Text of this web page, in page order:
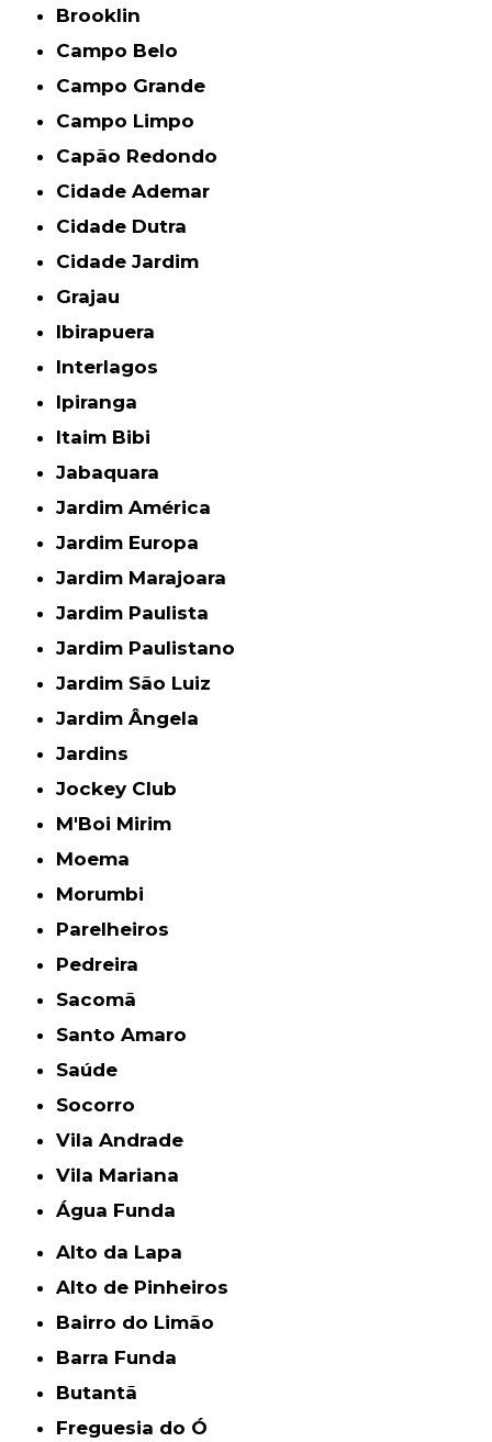
Brooklin
Campo Belo
Campo Grande
Campo Limpo
Capão Redondo
Cidade Ademar
Cidade Dutra
Cidade Jardim
Grajau
Ibirapuera
Interlagos
Ipiranga
Itaim Bibi
Jabaquara
Jardim América
Jardim Europa
Jardim Marajoara
Jardim Paulista
Jardim Paulistano
Jardim São Luiz
Jardim Ângela
Jardins
Jockey Club
M'Boi Mirim
Moema
Morumbi
Parelheiros
Pedreira
Sacomã
Santo Amaro
Saúde
Socorro
Vila Andrade
Vila Mariana
Água Funda
Alto da Lapa
Alto de Pinheiros
Bairro do Limão
Barra Funda
Butantã
Freguesia do Ó